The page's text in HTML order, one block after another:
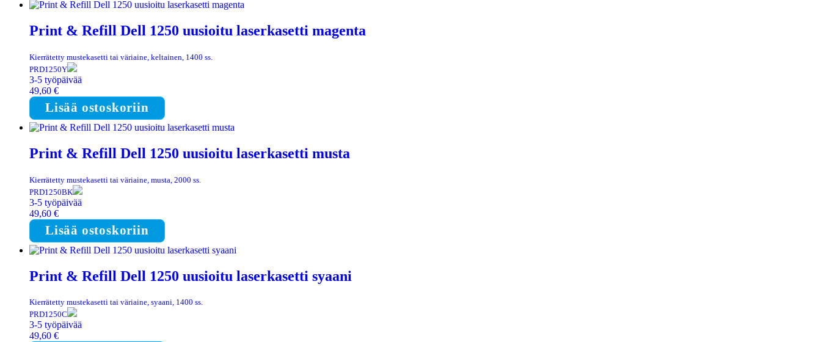
Print & Refill Dell 1250 uusioitu laserkasetti magenta
Kierrätetty mustekasetti tai väriaine, keltainen, 1400 ss.
PRD1250Y
3-5 työpäivää
49,60 €
Lisää ostoskoriin
Print & Refill Dell 1250 uusioitu laserkasetti musta
Kierrätetty mustekasetti tai väriaine, musta, 2000 ss.
PRD1250BK
3-5 työpäivää
49,60 €
Lisää ostoskoriin
Print & Refill Dell 1250 uusioitu laserkasetti syaani
Kierrätetty mustekasetti tai väriaine, syaani, 1400 ss.
PRD1250C
3-5 työpäivää
49,60 €